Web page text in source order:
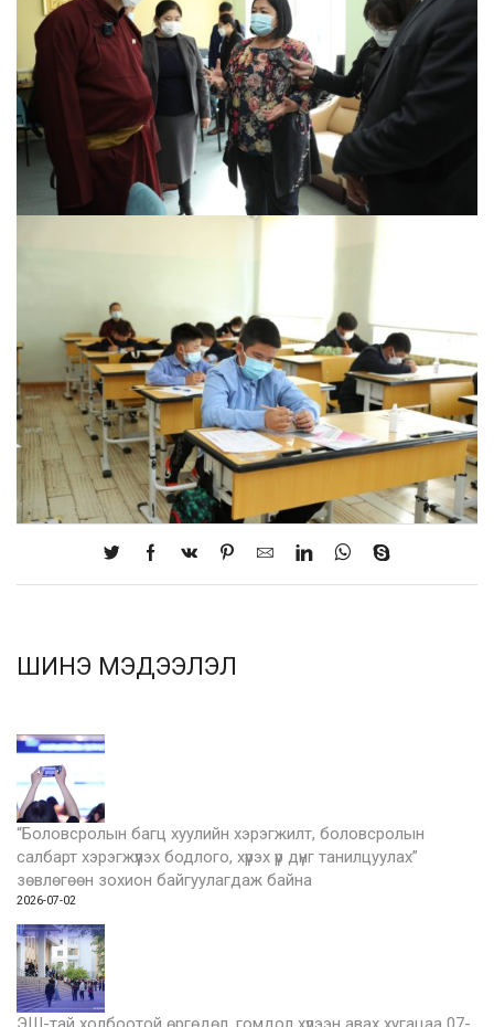
ШИНЭ МЭДЭЭЛЭЛ
“Боловсролын багц хуулийн хэрэгжилт, боловсролын
салбарт хэрэгжүүлэх бодлого, хүрэх үр дүнг танилцуулах”
зөвлөгөөн зохион байгуулагдаж байна
2026-07-02